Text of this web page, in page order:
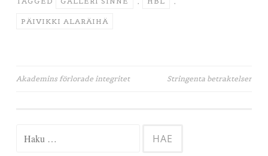
PÄIVIKKI ALARÄIHÄ
Artikkelien
Akademins förlorade integritet Stringenta betraktelser
Haku: